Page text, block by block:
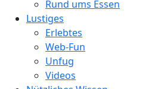
Rund ums Essen
Lustiges
Erlebtes
Web-Fun
Unfug
Videos